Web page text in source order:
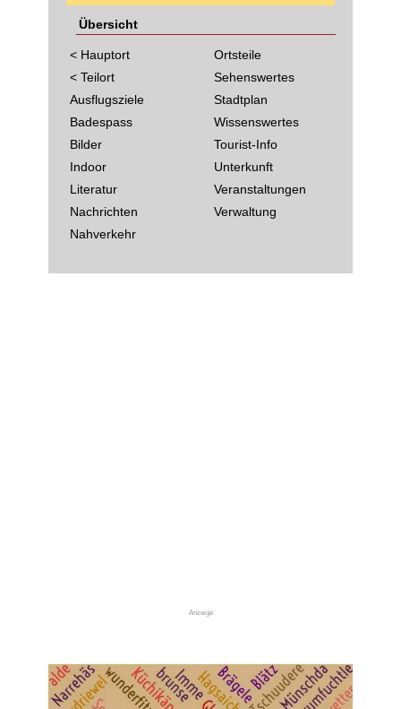
Übersicht
< Hauptort
< Teilort
Ausflugsziele
Badespass
Bilder
Indoor
Literatur
Nachrichten
Nahverkehr
Ortsteile
Sehenswertes
Stadtplan
Wissenswertes
Tourist-Info
Unterkunft
Veranstaltungen
Verwaltung
Anzeige